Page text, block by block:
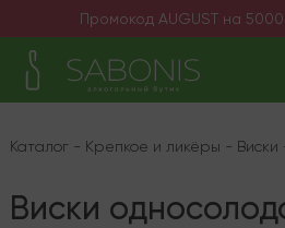
Промокод AUGUST на
Каталог - Крепкое и ликёры - Виски
Виски